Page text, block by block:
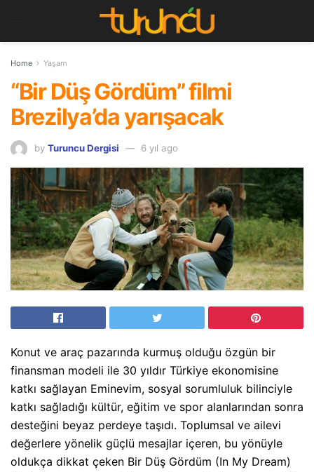
Home Yaşam
“Bir Düş Gördüm” filmi
Brezilya’da yarışacak
by Turuncu Dergisi 6 yıl ago
Konut ve araç pazarında kurmuş olduğu özgün bir
finansman modeli ile 30 yıldır Türkiye ekonomisine
katkı sağlayan Eminevim, sosyal sorumluluk bilinciyle
katkı sağladığı kültür, eğitim ve spor alanlarından sonra
desteğini beyaz perdeye taşıdı. Toplumsal ve ailevi
değerlere yönelik güçlü mesajlar içeren, bu yönüyle
oldukça dikkat çeken Bir Düş Gördüm (In My Dream)